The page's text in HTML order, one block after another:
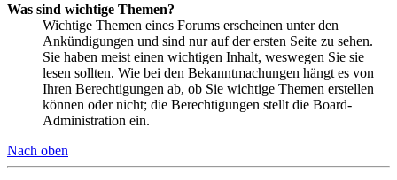
Was sind wichtige Themen?
Wichtige Themen eines Forums erscheinen unter den
Ankündigungen und sind nur auf der ersten Seite zu sehen.
Sie haben meist einen wichtigen Inhalt, weswegen Sie sie
lesen sollten. Wie bei den Bekanntmachungen hängt es von
Ihren Berechtigungen ab, ob Sie wichtige Themen erstellen
können oder nicht; die Berechtigungen stellt die Board-
Administration ein.
Nach oben